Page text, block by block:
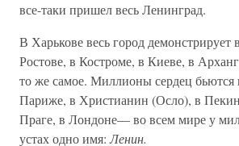
все-таки пришел весь Ленинград.
В Харькове весь город демонстрирует
Ростове, в Костроме, в Киеве, в
то же самое. Миллионы сердец бьются
Париже, в Христианин (Осло), в
Праге, в Лондоне— во всем мире у
устах одно имя:Ленин.